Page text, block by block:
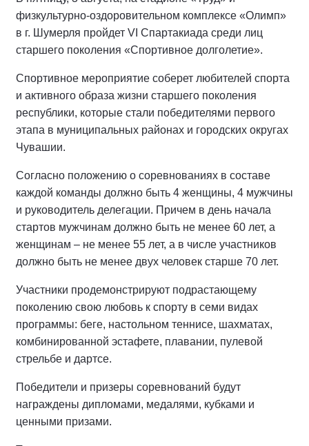
физкультурно-оздоровительном комплексе «Олимп»
в г. Шумерля пройдет VI Спартакиада среди лиц
старшего поколения «Спортивное долголетие».
Спортивное мероприятие соберет любителей спорта
и активного образа жизни старшего поколения
республики, которые стали победителями первого
этапа в муниципальных районах и городских округах
Чувашии.
Согласно положению о соревнованиях в составе
каждой команды должно быть 4 женщины, 4 мужчины
и руководитель делегации. Причем в день начала
стартов мужчинам должно быть не менее 60 лет, а
женщинам – не менее 55 лет, а в числе участников
должно быть не менее двух человек старше 70 лет.
Участники продемонстрируют подрастающему
поколению свою любовь к спорту в семи видах
программы: беге, настольном теннисе, шахматах,
комбинированной эстафете, плавании, пулевой
стрельбе и дартсе.
Победители и призеры соревнований будут
награждены дипломами, медалями, кубками и
ценными призами.